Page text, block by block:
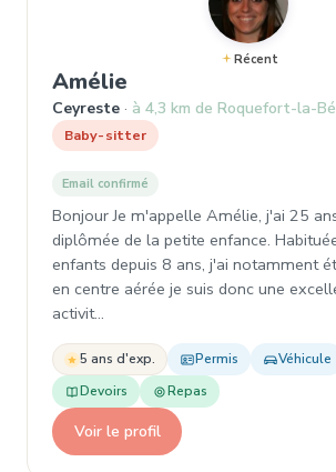
Récent
Amélie
Ceyreste à 4,3 km de Roquefort-la-
Baby-sitter
Email confirmé
Bonjour Je m'appelle Amélie, j'ai 25
diplômée de la petite enfance.
enfants depuis 8 ans, j'ai notamment
en centre aérée je suis donc une
activit…
5 ans d'exp. Permis Véhicule
Devoirs
Repas
Voir le profil